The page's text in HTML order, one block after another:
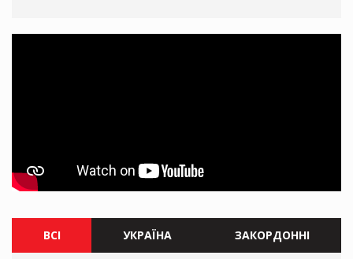
ВСІ УКРАЇНА ЗАКОРДОННІ